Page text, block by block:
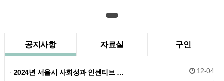
공지사항 자료실 구인
2024년 서울시 사회성과 인센티브 … 12-04